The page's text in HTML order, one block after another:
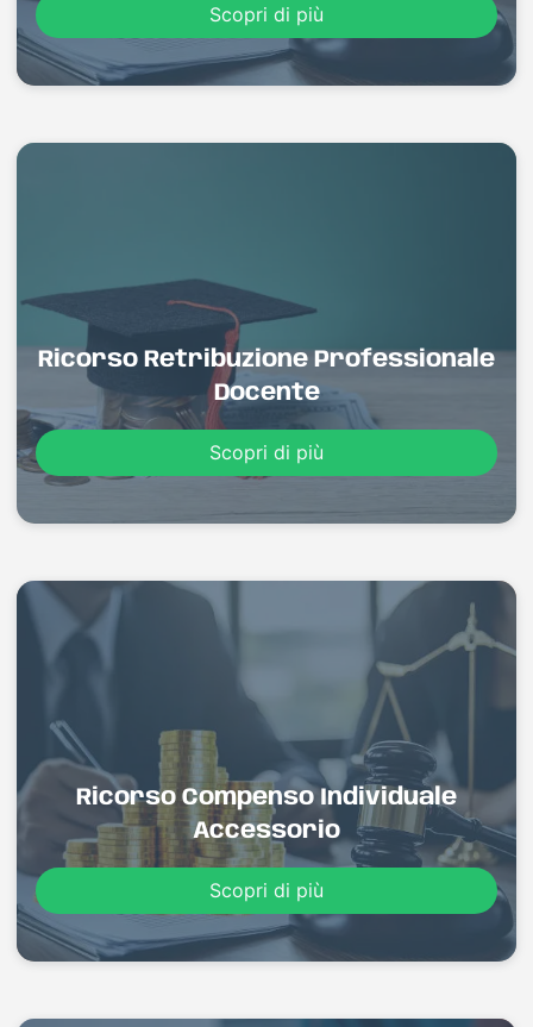
Scopri di più
Ricorso Retribuzione Professionale
Docente
Scopri di più
Ricorso Compenso Individuale
Accessorio
Scopri di più